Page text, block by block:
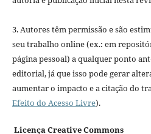
3. Autores têm permissão e são
seu trabalho online (ex.: em
página pessoal) a qualquer ponto
editorial, já que isso pode gerar
aumentar o impacto e a citação do
Efeito do Acesso Livre).
Licença Creative Commons